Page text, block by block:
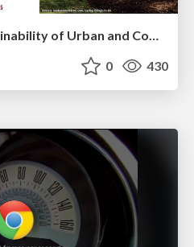
Stewardship and Sustainability of Urban and Community Forests
0 430